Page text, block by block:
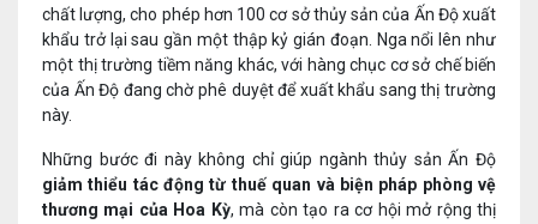
chất lượng, cho phép hơn 100 cơ sở thủy sản của Ấn Độ xuất
khẩu trở lại sau gần một thập kỷ gián đoạn. Nga nổi lên như
một thị trường tiềm năng khác, với hàng chục cơ sở chế biến
của Ấn Độ đang chờ phê duyệt để xuất khẩu sang thị trường
này.
Những bước đi này không chỉ giúp ngành thủy sản Ấn Độ
giảm thiểu tác động từ thuế quan và biện pháp phòng vệ
thương mại của Hoa Kỳ, mà còn tạo ra cơ hội mở rộng thị